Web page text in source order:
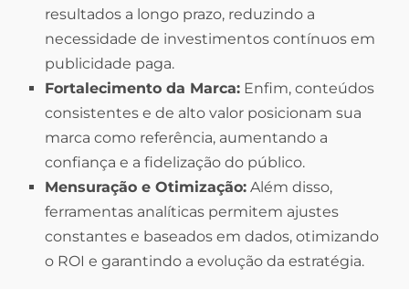
resultados a longo prazo, reduzindo a
necessidade de investimentos contínuos em
publicidade paga.
Fortalecimento da Marca: Enfim, conteúdos
consistentes e de alto valor posicionam sua
marca como referência, aumentando a
confiança e a fidelização do público.
Mensuração e Otimização: Além disso,
ferramentas analíticas permitem ajustes
constantes e baseados em dados, otimizando
o ROI e garantindo a evolução da estratégia.